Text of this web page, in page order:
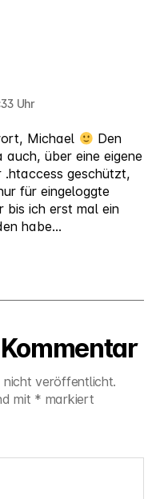
Uhr
Michael
Den
auch, über eine eigene
.htaccess geschützt,
für eingeloggte
bis ich erst mal ein
habe…
nicht veröffentlicht.
mit * markiert